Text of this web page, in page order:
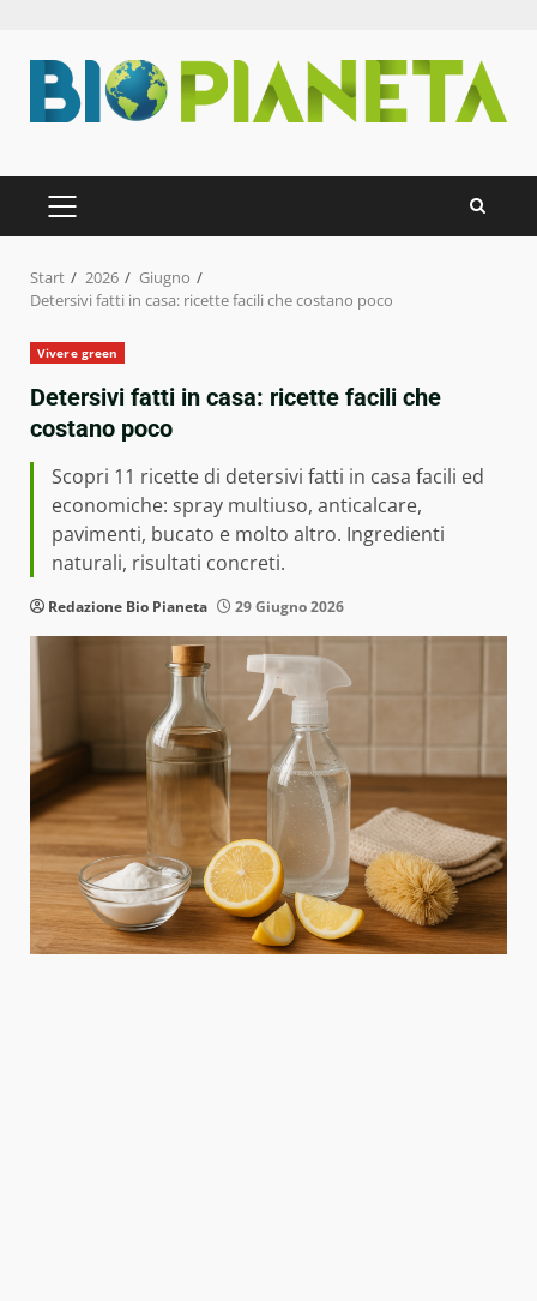
Inhalt
springen
PRIMÄRES
MENÜ
Start 2026
Giugno
Detersivi fatti in casa: ricette facili che costano poco
Vivere green
Detersivi fatti in casa: ricette facili che
costano poco
Scopri 11 ricette di detersivi fatti in casa facili ed
economiche: spray multiuso, anticalcare,
pavimenti, bucato e molto altro. Ingredienti
naturali, risultati concreti.
Redazione Bio Pianeta 29 Giugno 2026